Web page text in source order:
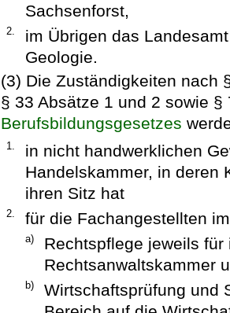
Sachsenforst,
2.
im Übrigen das
Geologie.
(3) Die Zuständigkeiten nach
§ 33 Absätze 1 und 2 sowie §
Berufsbildungsgesetzes
1.
in nicht handwerklichen
Handelskammer, in deren
ihren Sitz hat
2. für die Fachangestellten
a)
Rechtspflege jeweils
Rechtsanwaltskammer
b)
Wirtschaftsprüfung und